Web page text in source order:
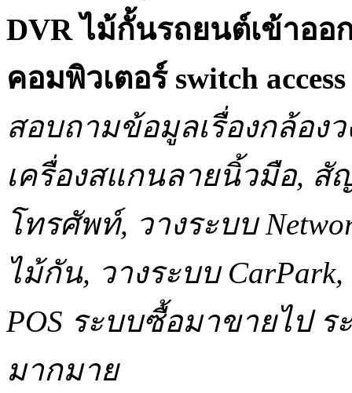
DVR ไม้กั้นรถยนต์เข้าออ
คอมพิวเตอร์ switch
สอบถามข้อมูลเรื่องกล้อง
เครื่องสแกนลายนิ้วมือ,
โทรศัพท์, วางระบบ
ไม้กัน, วางระบบ
POS ระบบซื้อมาขายไป ร
มากมาย